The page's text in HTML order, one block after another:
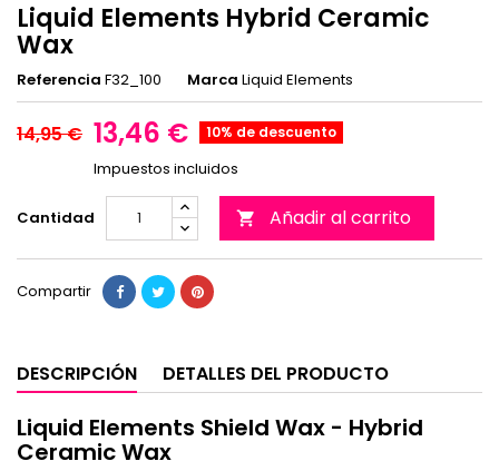
Liquid Elements Hybrid Ceramic
Wax
Referencia F32_100 Marca Liquid Elements
14,95 € 13,46 € 10% de descuento
Impuestos incluidos
Cantidad  Añadir al carrito
Compartir
DESCRIPCIÓN DETALLES DEL PRODUCTO
Liquid Elements Shield Wax - Hybrid
Ceramic Wax